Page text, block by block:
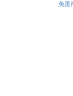
免责